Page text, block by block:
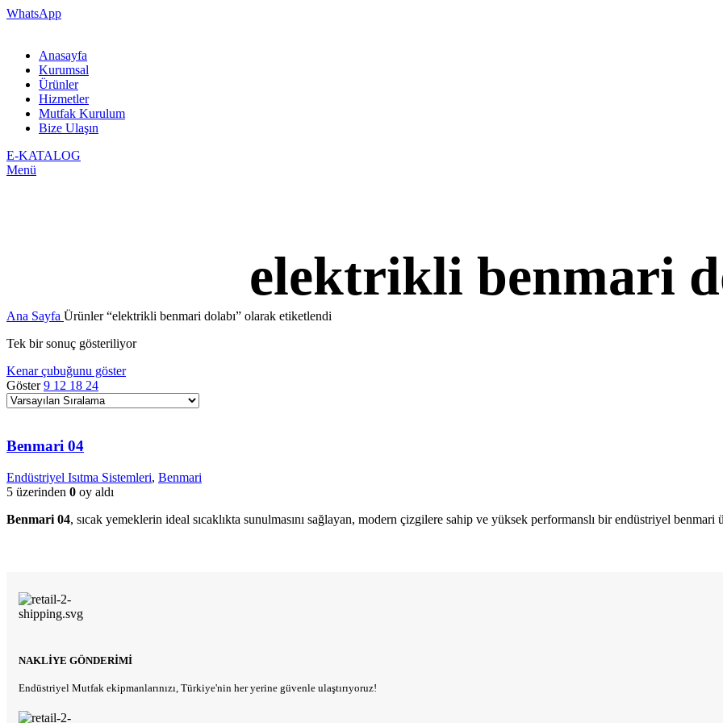
WhatsApp
Anasayfa
Kurumsal
Ürünler
Hizmetler
Mutfak Kurulum
Bize Ulaşın
E-KATALOG
Menü
elektrikli benmari
Ana Sayfa Ürünler “elektrikli benmari dolabı” olarak etiketlendi
Tek bir sonuç gösteriliyor
Kenar çubuğunu göster
Göster9 12 18 24
Benmari 04
Endüstriyel Isıtma Sistemleri, Benmari
5 üzerinden 0 oy aldı
Benmari 04, sıcak yemeklerin ideal sıcaklıkta sunulmasını sağlayan, modern çizgilere sahip ve yüksek performanslı bir endüstriyel benmari
NAKLIYE GÖNDERIMI
Endüstriyel Mutfak ekipmanlarınızı, Türkiye'nin her yerine güvenle ulaştırıyoruz!